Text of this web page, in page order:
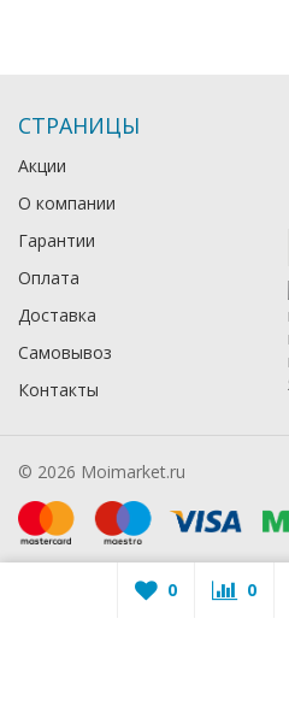
СТРАНИЦЫ
Акции
О компании
Гарантии
Оплата
Доставка
Самовывоз
Контакты
© 2026 Moimarket.ru
0 0